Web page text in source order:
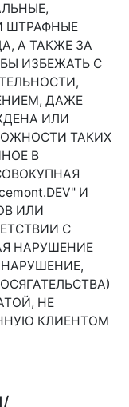
ШТРАФНЫЕ
А ТАКЖЕ ЗА
ИЗБЕЖАТЬ С
ДАЖЕ
ИЛИ
ТАКИХ
В
И
ИЛИ
С
НАРУШЕНИЕ
НЕ
КЛИЕНТОМ